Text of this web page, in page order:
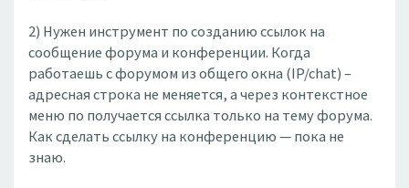
2) Нужен инструмент по созданию ссылок на
сообщение форума и конференции. Когда
работаешь с форумом из общего окна (IP/chat) –
адресная строка не меняется, а через контекстное
меню по получается ссылка только на тему форума.
Как сделать ссылку на конференцию — пока не
знаю.